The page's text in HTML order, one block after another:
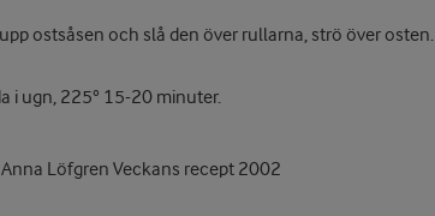
ostsåsen och slå den över rullarna, strö över osten.
i ugn, 225° 15-20 minuter.
Anna Löfgren Veckans recept 2002